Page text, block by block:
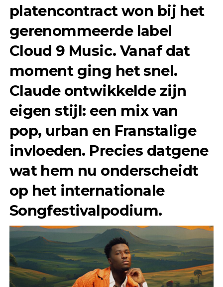
platencontract won bij het
gerenommeerde label
Cloud 9 Music. Vanaf dat
moment ging het snel.
Claude ontwikkelde zijn
eigen stijl: een mix van
pop, urban en Franstalige
invloeden. Precies datgene
wat hem nu onderscheidt
op het internationale
Songfestivalpodium.